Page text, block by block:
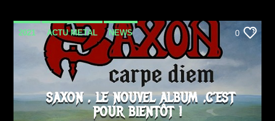
2021 ACTU METAL NEWS
SORTIE ALBUM
0
SAXON , LE NOUVEL ALBUM ,C’EST
POUR BIENTÔT !